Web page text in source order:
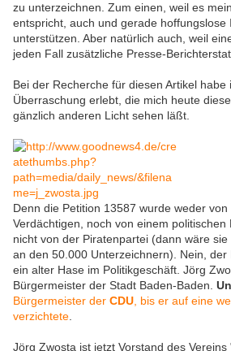
zu unterzeichnen. Zum einen, weil es
entspricht, auch und gerade hoffungslose
unterstützen. Aber natürlich auch, weil
jeden Fall zusätzliche Presse-
Bei der Recherche für diesen Artikel habe
Überraschung erlebt, die mich heute
gänzlich anderen Licht sehen läßt.
Denn die Petition 13587 wurde weder
Verdächtigen, noch von einem politischen
nicht von der Piratenpartei (dann wäre
an den 50.000 Unterzeichnern). Nein,
ein alter Hase im Politikgeschäft. Jörg
Bürgermeister der Stadt Baden-Baden.
Bürgermeister der CDU , bis er auf eine
verzichtete
Jörg Zwosta ist jetzt Vorstand des Vereins